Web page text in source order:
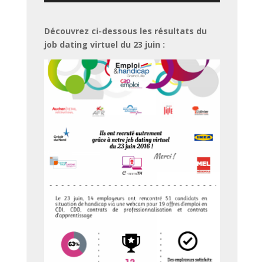
Découvrez ci-dessous les résultats du
job dating virtuel du 23 juin :